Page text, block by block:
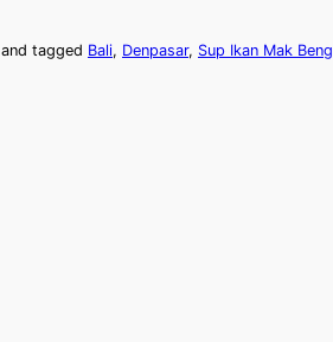
and tagged Bali, Denpasar, Sup Ikan Mak Beng